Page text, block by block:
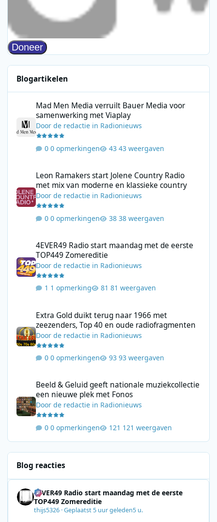
Blogartikelen
Mad Men Media verruilt Bauer Media voor
samenwerking met Viaplay
Doorde redactie in Radionieuws
0 opmerkingen 43 weergaven
Leon Ramakers start Jolene Country Radio
met mix van moderne en klassieke country
Doorde redactie in Radionieuws
0 opmerkingen 38 weergaven
4EVER49 Radio start maandag met de eerste
TOP449 Zomereditie
Doorde redactie in Radionieuws
1 opmerking 81 weergaven
Extra Gold duikt terug naar 1966 met
zeezenders, Top 40 en oude radiofragmenten
Doorde redactie in Radionieuws
0 opmerkingen 93 weergaven
Beeld & Geluid geeft nationale muziekcollectie
een nieuwe plek met Fonos
Doorde redactie in Radionieuws
0 opmerkingen 121 weergaven
Blog reacties
4EVER49 Radio start maandag met de eerste
TOP449 Zomereditie
thijs5326 ·Geplaatst 5 uur geleden5 u.